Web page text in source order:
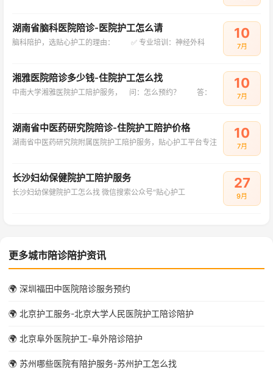
湖南省脑科医院陪诊-医院护工怎么请
脑科陪护，选贴心护工的理由： ✅ 专业培训：神经外科
10
7月
湘雅医院陪诊多少钱-住院护工怎么找
中南大学湘雅医院护工陪护服务， 问：怎么预约？ 答：
10
7月
湖南省中医药研究院陪诊-住院护工陪护价格
湖南省中医药研究院附属医院护工陪护服务，贴心护工平台专注
10
7月
长沙妇幼保健院护工陪护服务
长沙妇幼保健院护工怎么找 微信搜索公众号"贴心护工
27
9月
更多城市陪诊陪护资讯
🌍 深圳福田中医院陪诊服务预约
🌍 北京护工服务-北京大学人民医院护工陪诊陪护
🌍 北京阜外医院护工-阜外陪诊陪护
🌍 苏州哪些医院有陪护服务-苏州护工怎么找